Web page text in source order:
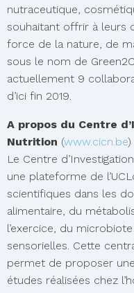
nutraceutique,
souhaitant offrir à leurs
force de la nature, de
sous le nom de
actuellement 9
d’ici fin 2019.
A propos du Centre
Nutrition (www.cicn.be)
Le Centre
une plateforme de
scientifiques dans les
alimentaire, du
l’exercice, du
sensorielles. Cette
permet de proposer
études réalisées chez